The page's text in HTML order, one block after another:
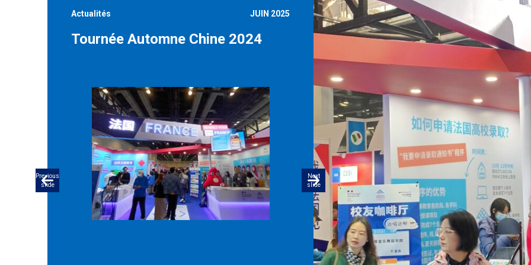
Actualités JUIN 2025
Tournée Automne Chine 2024
Actualités
Tournée Printemps Chine 2024
Previous
slide
Next
slide